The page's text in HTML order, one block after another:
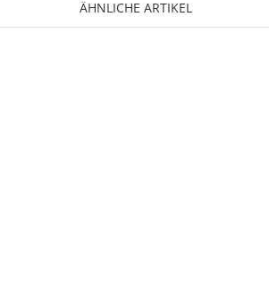
ÄHNLICHE ARTIKEL